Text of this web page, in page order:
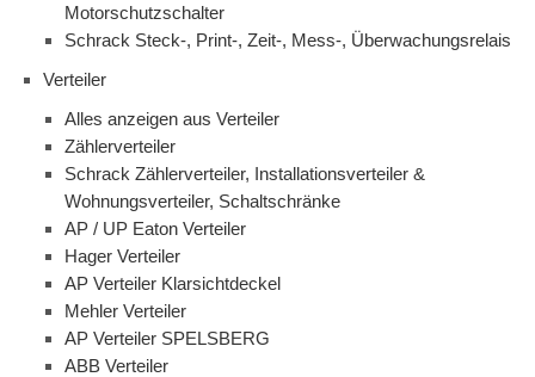
Motorschutzschalter
Schrack Steck-, Print-, Zeit-, Mess-, Überwachungsrelais
Verteiler
Alles anzeigen aus Verteiler
Zählerverteiler
Schrack Zählerverteiler, Installationsverteiler &
Wohnungsverteiler, Schaltschränke
AP / UP Eaton Verteiler
Hager Verteiler
AP Verteiler Klarsichtdeckel
Mehler Verteiler
AP Verteiler SPELSBERG
ABB Verteiler